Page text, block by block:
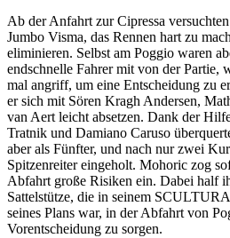
Ab der Anfahrt zur Cipressa
Jumbo Visma, das Rennen hart zu
eliminieren. Selbst am Poggio waren
endschnelle Fahrer mit von der Partie,
mal angriff, um eine Entscheidung zu
er sich mit Sören Kragh Andersen,
van Aert leicht absetzen. Dank der
Tratnik und Damiano Caruso
aber als Fünfter, und nach nur zwei
Spitzenreiter eingeholt. Mohoric zog
Abfahrt große Risiken ein. Dabei half
Sattelstütze, die in seinem
seines Plans war, in der Abfahrt von
Vorentscheidung zu sorgen.